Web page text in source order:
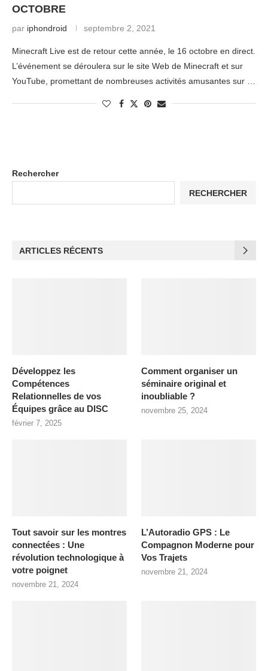
OCTOBRE
par iphondroid septembre 2, 2021
Minecraft Live est de retour cette année, le 16 octobre en direct.
L’événement se déroulera sur le site Web de Minecraft et sur
YouTube, promettant de nombreuses activités amusantes sur …
Rechercher
RECHERCHER
ARTICLES RÉCENTS
Développez les
Compétences
Relationnelles de vos
Équipes grâce au DISC
février 7, 2025
Comment organiser un
séminaire original et
inoubliable ?
novembre 25, 2024
Tout savoir sur les montres
connectées : Une
révolution technologique à
votre poignet
novembre 21, 2024
L’Autoradio GPS : Le
Compagnon Moderne pour
Vos Trajets
novembre 21, 2024